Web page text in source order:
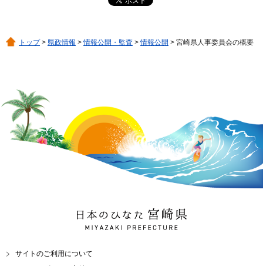
トップ> 県政情報 >情報公開・監査 >情報公開 > 宮崎県人事委員会の概要
日本のひなた 宮崎県
MIYAZAKI PREFECTURE
サイトのご利用について